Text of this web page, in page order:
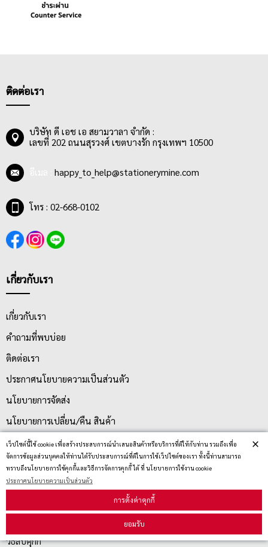
เว็ปไซต์นี้ใช้ cookie เพื่อสร้างประสบการณ์นำเสนอสินค้าหรือบริการที่ดีให้กับท่าน รวมถึงเพื่อ
จัดการข้อมูลส่วนบุคคลให้ท่านได้รับประสบการณ์ที่ดีในการใช้เว็ปไซต์ของเรา ทั้งนี้ท่านสามารถ
ทราบถึงนโยบายการใช้คุกกี้และวิธีการจัดการคุกกี้ ได้ ที่ นโยบายการใช้งาน cookie
ประกาศนโยบายความเป็นส่วนตัว
การตั้งค่าคุกกี้
ยอมรับ
×
ติดต่อเรา
บริษัท ดี เอช เอ สยามวาลา จำกัด :
เลขที่ 202 ถนนสุรวงศ์ เขตบางรัก กรุงเทพฯ 10500
happy_to_help@stationerymine.com
โทร : 02-668-0102
เกี่ยวกับเรา
เกี่ยวกับเรา
คำถามที่พบบ่อย
ติดต่อเรา
ประกาศนโยบายความเป็นส่วนตัว
นโยบายการจัดส่ง
นโยบายการเปลี่ยน/คืน สินค้า
บริการลูกค้า
วิธีลบคุกกี้